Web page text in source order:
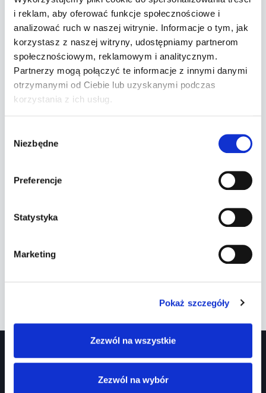
i reklam, aby oferować funkcje społecznościowe i
analizować ruch w naszej witrynie. Informacje o tym, jak
korzystasz z naszej witryny, udostępniamy partnerom
społecznościowym, reklamowym i analitycznym.
Partnerzy mogą połączyć te informacje z innymi danymi
otrzymanymi od Ciebie lub uzyskanymi podczas
korzystania z ich usług.
zgody
Niezbędne
Preferencje
Statystyka
Marketing
Pokaż szczegóły
Zezwól na wszystkie
Zezwól na wybór
zachowania na przejazdach
kolejowych
Przez 2018-08-23
Wyobraź sobie, że nagle znalazłeś się na
ringu bokserskim, a w drugim narożniku
Prawdopodobieństwo jest podobne jak w
osobowego z pociągiem. Sama
a droga zatrzymania pociągu jest
musisz
UNIKNĄĆ
WADZE
ZACHOWANIA